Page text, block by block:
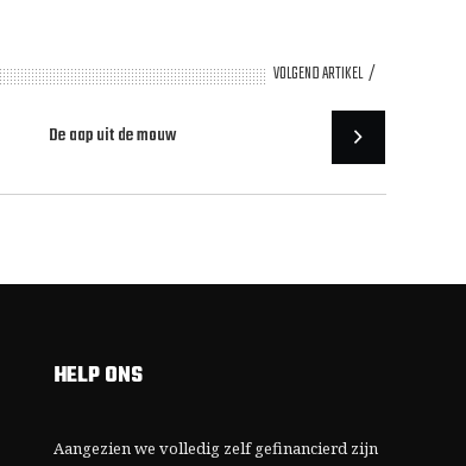
VOLGEND ARTIKEL
De aap uit de mouw
HELP ONS
Aangezien we volledig zelf gefinancierd zijn